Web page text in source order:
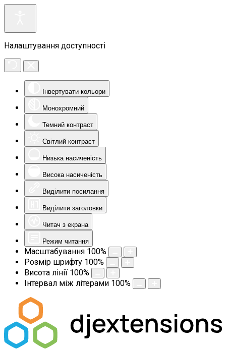
Налаштування доступності
Інвертувати кольори
Монохромний
Темний контраст
Світлий контраст
Низька насиченість
Висока насиченість
Виділити посилання
Виділити заголовки
Читач з екрана
Режим читання
Масштабування 100%
Розмір шрифту 100%
Висота лінії 100%
Інтервал між літерами 100%